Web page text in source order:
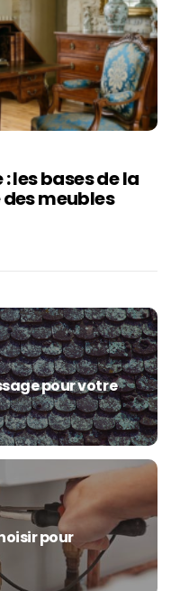
les bases de la
meubles
pour votre
pour